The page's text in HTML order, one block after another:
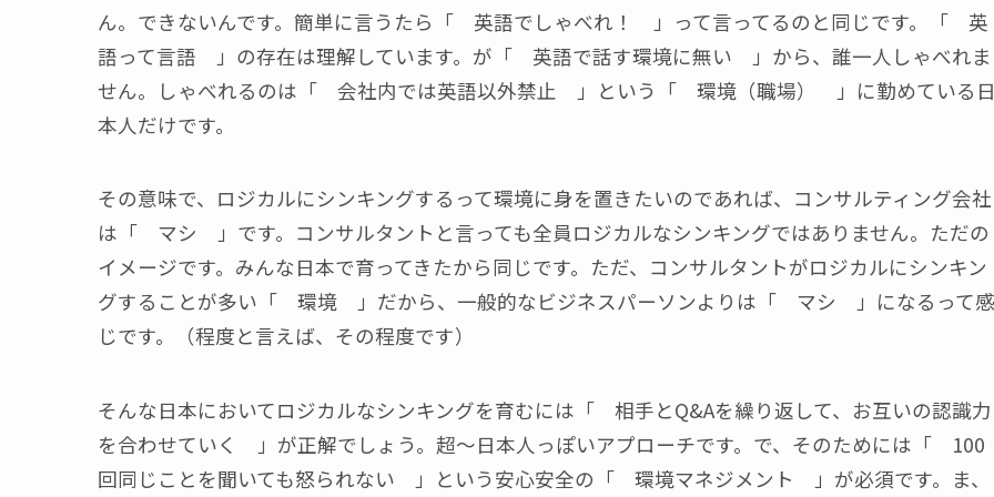
ん。できないんです。簡単に言うたら「 英語でしゃべれ！ 」って言ってるのと同じです。「 英
語って言語 」の存在は理解しています。が「 英語で話す環境に無い 」から、誰一人しゃべれま
せん。しゃべれるのは「 会社内では英語以外禁止 」という「 環境（職場） 」に勤めている
本人だけです。
その意味で、ロジカルにシンキングするって環境に身を置きたいのであれば、コンサルティング会社
は「 マシ 」です。コンサルタントと言っても全員ロジカルなシンキングではありません。ただの
イメージです。みんな日本で育ってきたから同じです。ただ、コンサルタントがロジカルにシンキン
グすることが多い「 環境 」だから、一般的なビジネスパーソンよりは「 マシ 」になるって感
じです。（程度と言えば、その程度です）
そんな日本においてロジカルなシンキングを育むには「 相手とQ&Aを繰り返して、お互いの認識力
を合わせていく 」が正解でしょう。超～日本人っぽいアプローチです。で、そのためには「 100
回同じことを聞いても怒られない 」という安心安全の「 環境マネジメント 」が必須です。ま、